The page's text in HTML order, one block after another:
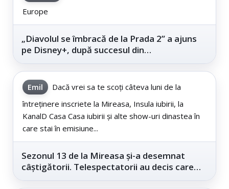
Europe
„Diavolul se îmbracă de la Prada 2” a ajuns
pe Disney+, după succesul din
Emil
Dacă vrei sa te scoți câteva luni de la
întreținere inscriete la Mireasa, Insula iubirii, la
KanalD Casa Casa iubirii și alte show-uri dinastea în
care stai în emisiune...
Sezonul 13 de la Mireasa și-a desemnat
câștigătorii. Telespectatorii au decis care